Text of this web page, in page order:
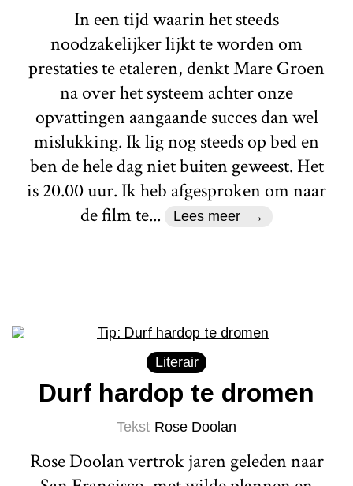
In een tijd waarin het steeds
noodzakelijker lijkt te worden om
prestaties te etaleren, denkt Mare Groen
na over het systeem achter onze
opvattingen aangaande succes dan wel
mislukking. Ik lig nog steeds op bed en
ben de hele dag niet buiten geweest. Het
is 20.00 uur. Ik heb afgesproken om naar
de film te...
Lees meer
Literair
Durf hardop te dromen
Tekst Rose Doolan
Rose Doolan vertrok jaren geleden naar